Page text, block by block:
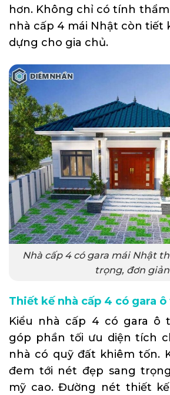
hơn. Không chỉ có tính
nhà cấp 4 mái Nhật còn tiết
dựng cho gia chủ.
Nhà cấp 4 có gara mái Nhật
trọng, đơn giản
Thiết kế nhà cấp 4 có gara
Kiểu nhà cấp 4 có gara ô
góp phần tối ưu diện tích
nhà có quỹ đất khiêm tốn.
đem tới nét đẹp sang
mỹ cao. Đường nét thiết